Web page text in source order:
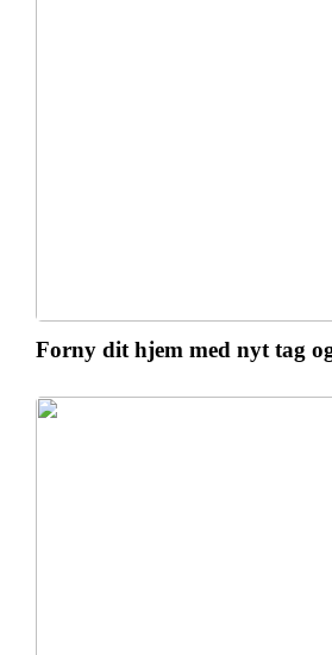
Forny dit hjem med nyt tag